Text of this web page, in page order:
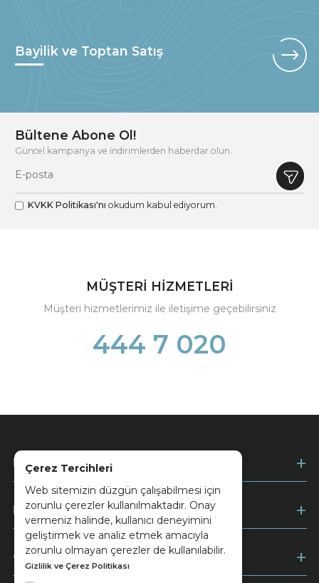
Çerez Tercihleri
Web sitemizin düzgün çalışabilmesi için
zorunlu çerezler kullanılmaktadır. Onay
vermeniz halinde, kullanıcı deneyimini
geliştirmek ve analiz etmek amacıyla
zorunlu olmayan çerezler de kullanılabilir.
Gizlilik ve Çerez Politikası
Bayilik ve Toptan Satış
Bültene Abone Ol!
Güncel kampanya ve indirimlerden haberdar olun.
KVKK Politikası'nı okudum kabul ediyorum.
MÜŞTERİ HİZMETLERİ
Müşteri hizmetlerimiz ile iletişime geçebilirsiniz
444 7 020
Kurumsal
Müşteri Hizmetleri
Ödeme